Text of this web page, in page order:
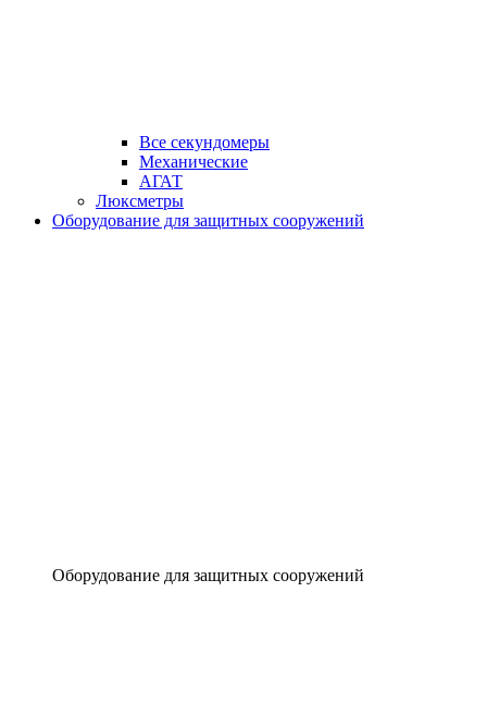
Все секундомеры
Механические
АГАТ
Люксметры
Оборудование для защитных сооружений
Оборудование для защитных сооружений